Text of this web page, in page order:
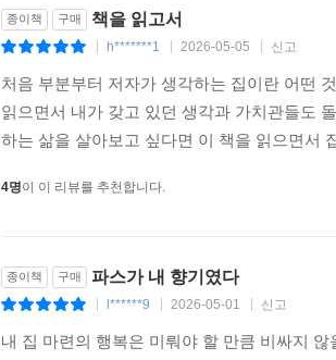
종이책 구매 책을 읽고서
h*******1 2026-05-05 신고
처음 부분부터 저자가 생각하는 집이란 어떤
읽으면서 내가 갖고 있던 생각과 가치관들도
하는 삶을 살아보고 싶다면 이 책을 읽으면서
4명이 이 리뷰를 추천합니다.
종이책 구매 파스가 내 향기였다
l******9 2026-05-01 신고
내 집 마련의 행복은 미뤄야 할 만큼 비싸지